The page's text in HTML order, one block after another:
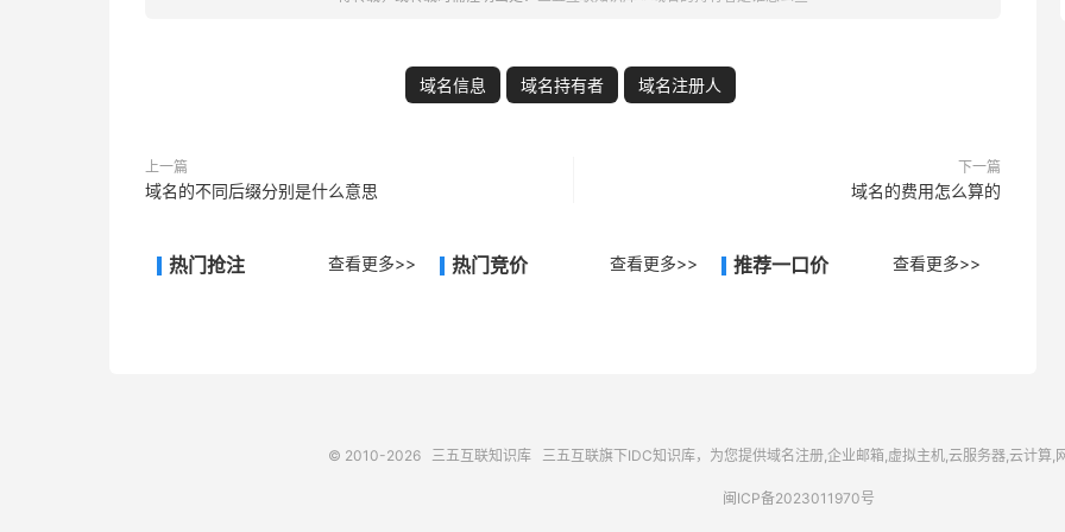
域名信息 域名持有者 域名注册人
上一篇
域名的不同后缀分别是什么意思
下一篇
域名的费用怎么算的
热门抢注 查看更多>> 热门竞价 查看更多>> 推荐一口价 查看更多>>
© 2010-2026 三五互联知识库 三五互联旗下IDC知识库，为您提供域名注册,企业邮箱,虚拟主机,云服务器,云计算,
闽ICP备2023011970号